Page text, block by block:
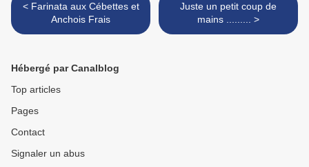
< Farinata aux Cébettes et
Anchois Frais
Juste un petit coup de
mains ......... >
Hébergé par Canalblog
Top articles
Pages
Contact
Signaler un abus